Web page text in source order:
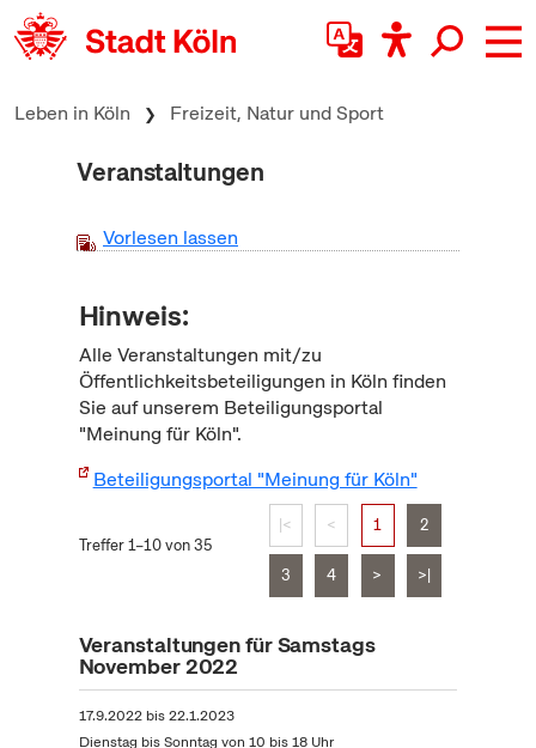
zum Inhalt springen
Leben in Köln Freizeit, Natur und Sport
Veranstaltungen
Vorlesen lassen
Hinweis:
Alle Veranstaltungen mit/zu
Öffentlichkeitsbeteiligungen in Köln finden
Sie auf unserem Beteiligungsportal
"Meinung für Köln".
Beteiligungsportal "Meinung für Köln"
Treffer 1–10 von 35
|< < 1 2
3 4 > >|
Veranstaltungen für Samstags
November 2022
17.9.2022bis22.1.2023
Dienstag bis Sonntag von 10 bis 18 Uhr